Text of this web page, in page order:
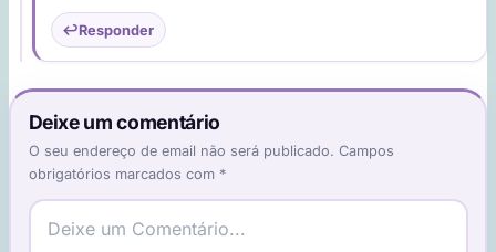
Responder
Deixe um comentário
O seu endereço de email não será publicado. Campos
obrigatórios marcados com *